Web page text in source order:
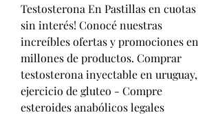
Testosterona En Pastillas en cuotas
sin interés! Conocé nuestras
increíbles ofertas y promociones en
millones de productos. Comprar
testosterona inyectable en uruguay,
ejercicio de gluteo - Compre
esteroides anabólicos legales